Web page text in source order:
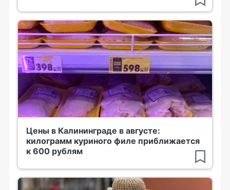
Цены в Калининграде в августе:
килограмм куриного филе приближается
к 600 рублям